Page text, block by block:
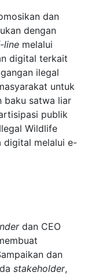
dan
dengan
line melalui
digital terkait
ilegal
untuk
baku satwa liar
publik
Wildlife
digital melalui e-
dan CEO
dan
stakeholder,